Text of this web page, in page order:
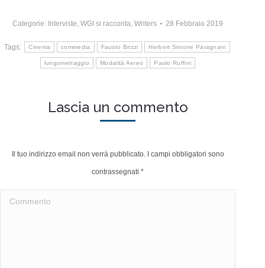
Categorie: Interviste, WGI si racconta, Writers 28 Febbraio 2019
Tags: Cinema commedia Fausto Brizzi Herbert Simone Paragnani
lungometraggio Modalità Aereo Paolo Ruffini
Lascia un commento
Il tuo indirizzo email non verrà pubblicato. I campi obbligatori sono
contrassegnati *
Commento